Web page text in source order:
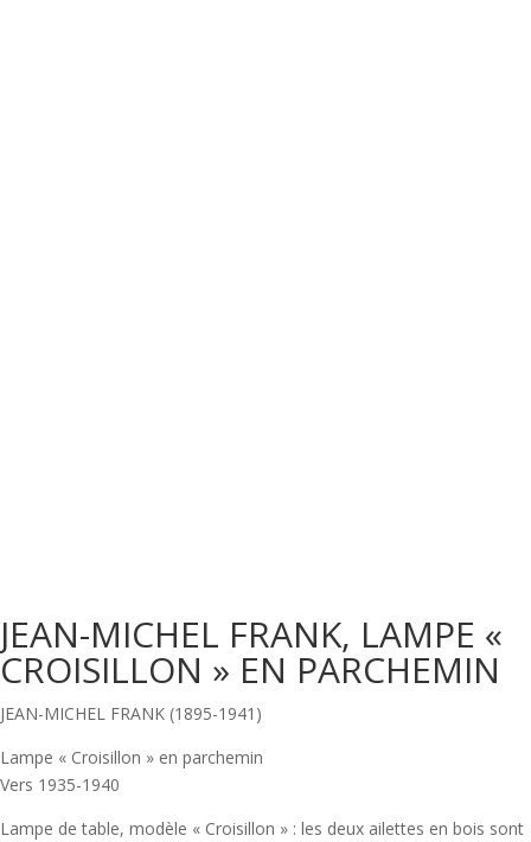
JEAN-MICHEL FRANK, LAMPE «
CROISILLON » EN PARCHEMIN
JEAN-MICHEL FRANK (1895-1941)
Lampe « Croisillon » en parchemin
Vers 1935-1940
Lampe de table, modèle « Croisillon » : les deux ailettes en bois sont